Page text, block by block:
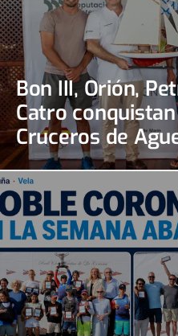
Bon III, Orión,
Catro
Cruceros de